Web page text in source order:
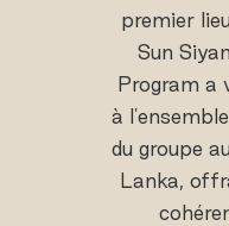
premier
Sun
Program a
à
du groupe
Lanka,